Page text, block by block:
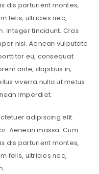
dis parturient montes,
felis, ultricies nec,
Integer tincidunt. Cras
nisi. Aenean vulputate
eu, consequat
ante, dapibus in,
viverra nulla ut metus
imperdiet.
adipiscing elit.
Aenean massa. Cum
dis parturient montes,
felis, ultricies nec,